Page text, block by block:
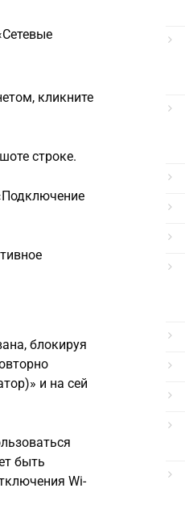
кликните
строке.
блокируя
и на сей
быть
Wi-